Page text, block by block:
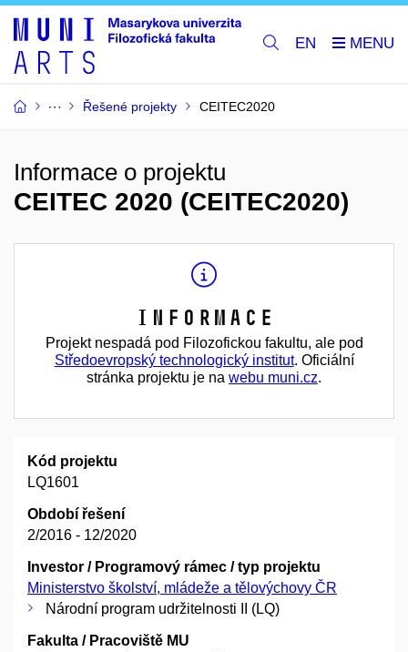
EN
Řešené projekty CEITEC2020
Informace o projektu
CEITEC 2020 (CEITEC2020)
Informace
Projekt nespadá pod Filozofickou fakultu, ale pod
Středoevropský technologický institut. Oficiální
stránka projektu je na webu muni.cz.
Kód projektu
LQ1601
Období řešení
2/2016 - 12/2020
Investor / Programový rámec / typ projektu
Ministerstvo školství, mládeže a tělovýchovy ČR
Národní program udržitelnosti II (LQ)
Fakulta / Pracoviště MU